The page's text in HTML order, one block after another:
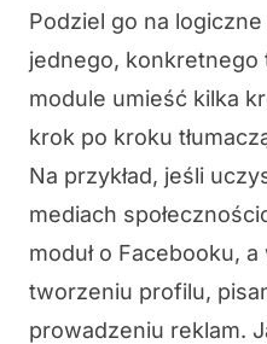
Podziel go na logiczne
jednego, konkretnego
module umieść kilka
krok po kroku
Na przykład, jeśli
mediach
moduł o Facebooku,
tworzeniu profilu,
prowadzeniu reklam.